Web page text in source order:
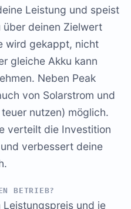
Leistung und speist
über deinen Zielwert
wird gekappt, nicht
gleiche Akku kann
Neben Peak
von Solarstrom und
nutzen) möglich.
verteilt die Investition
verbessert deine
BETRIEB?
Leistungspreis und je